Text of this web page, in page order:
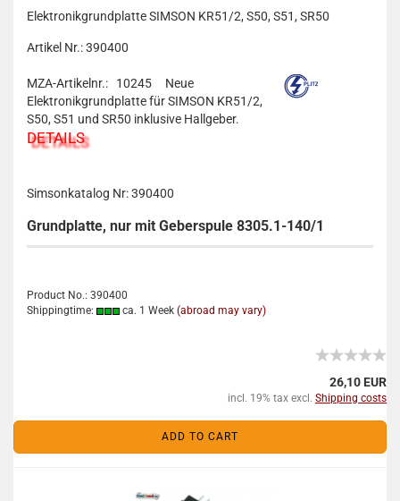
Elektronikgrundplatte SIMSON KR51/2, S50, S51, SR50
Artikel Nr.: 390400
MZA-Artikelnr.: 10245
Neue
Elektronikgrundplatte für SIMSON KR51/2,
S50, S51 und SR50 inklusive Hallgeber.
DETAILS
Simsonkatalog Nr: 390400
Grundplatte, nur mit Geberspule 8305.1-140/1
Product No.: 390400
Shippingtime:
ca. 1 Week (abroad may vary)
26,10 EUR
incl. 19% tax excl. Shipping costs
ADD TO CART